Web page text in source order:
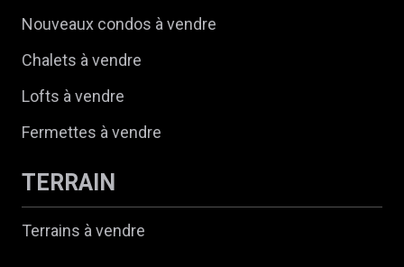
Nouveaux condos à vendre
Chalets à vendre
Lofts à vendre
Fermettes à vendre
TERRAIN
Terrains à vendre